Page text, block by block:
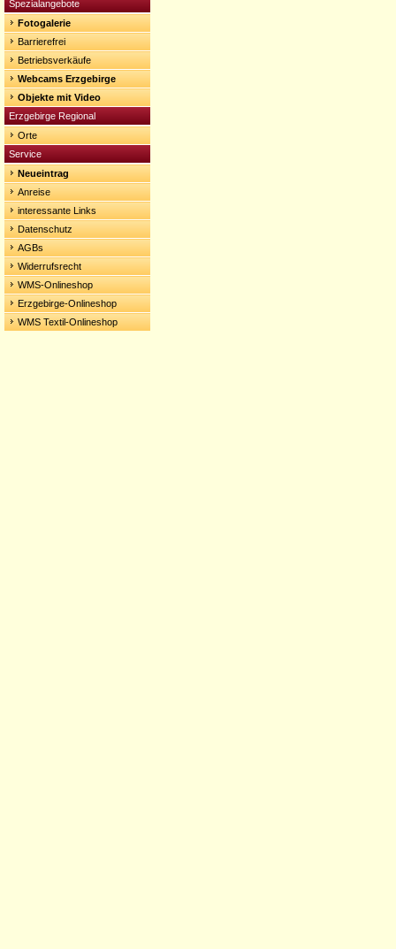
Spezialangebote
Fotogalerie
Barrierefrei
Betriebsverkäufe
Webcams Erzgebirge
Objekte mit Video
Erzgebirge Regional
Orte
Service
Neueintrag
Anreise
interessante Links
Datenschutz
AGBs
Widerrufsrecht
WMS-Onlineshop
Erzgebirge-Onlineshop
WMS Textil-Onlineshop